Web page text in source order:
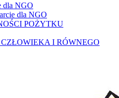
dla NGO
dla NGO
POŻYTKU
I RÓWNEGO